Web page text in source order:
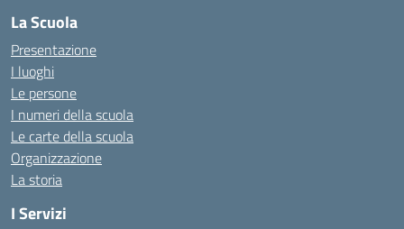
La Scuola
Presentazione
I luoghi
Le persone
I numeri della scuola
Le carte della scuola
Organizzazione
La storia
I Servizi